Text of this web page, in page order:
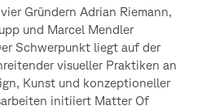
Gründern Adrian Riemann,
und Marcel Mendler
Schwerpunkt liegt auf der
visueller Praktiken an
Kunst und konzeptioneller
initiiert Matter Of